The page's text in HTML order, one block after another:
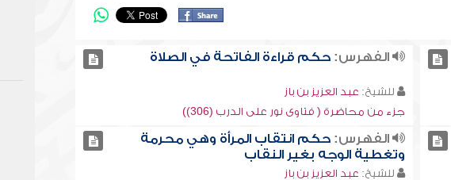
الفهرس: حكم قراءة الفاتحة في الصلاة
للشيخ: عبد العزيز بن باز
جزء من محاضرة ( فتاوى نور على الدرب (306))
الفهرس: حكم انتقاب المرأة وهي محرمة
وتغطية الوجه بغير النقاب
للشيخ: عبد العزيز بن باز